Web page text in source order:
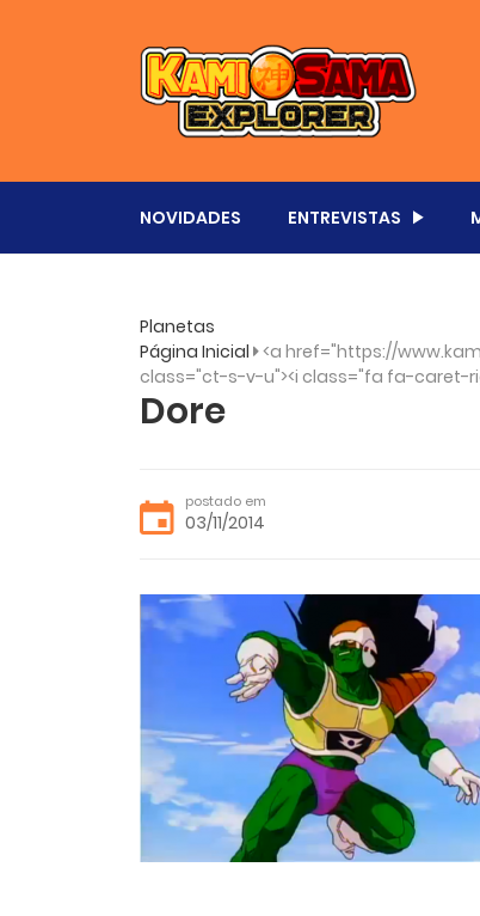
NOVIDADES ENTREVISTAS
Planetas
Página Inicial <a href="https://
class="ct-s-v-u"><i class="fa fa-caret-
Dore
postado em
03/11/2014